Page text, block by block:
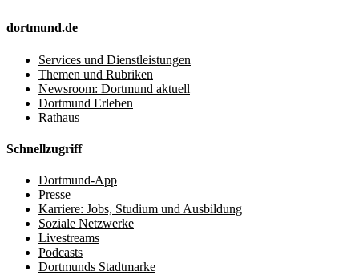
dortmund.de
Services und Dienstleistungen
Themen und Rubriken
Newsroom: Dortmund aktuell
Dortmund Erleben
Rathaus
Schnellzugriff
Dortmund-App
Presse
Karriere: Jobs, Studium und Ausbildung
Soziale Netzwerke
Livestreams
Podcasts
Dortmunds Stadtmarke